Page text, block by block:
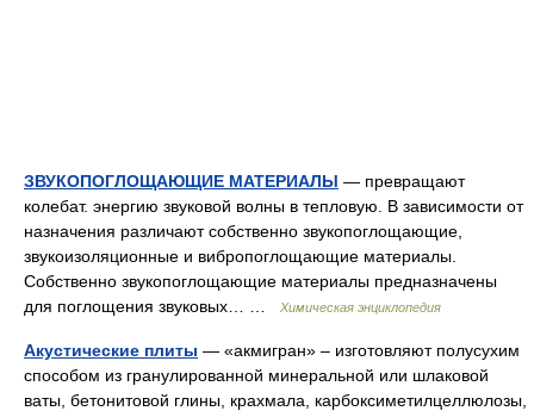
ЗВУКОПОГЛОЩАЮЩИЕ МАТЕРИАЛЫ — превращают
колебат. энергию звуковой волны в тепловую. В зависимости от
назначения различают собственно звукопоглощающие,
звукоизоляционные и вибропоглощающие материалы.
Собственно звукопоглощающие материалы предназначены
для поглощения звуковых… …
Химическая энциклопедия
Акустические плиты — «акмигран» – изготовляют полусухим
способом из гранулированной минеральной или шлаковой
ваты, бетонитовой глины, крахмала, карбоксиметилцеллюлозы,